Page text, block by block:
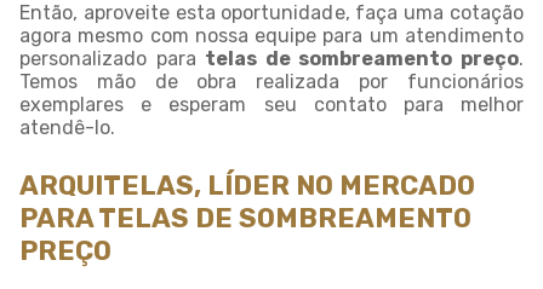
Então, aproveite esta oportunidade, faça uma cotação
agora mesmo com nossa equipe para um atendimento
personalizado para telas de sombreamento preço.
Temos mão de obra realizada por funcionários
exemplares e esperam seu contato para melhor
atendê-lo.
ARQUITELAS, LÍDER NO MERCADO
PARA TELAS DE SOMBREAMENTO
PREÇO